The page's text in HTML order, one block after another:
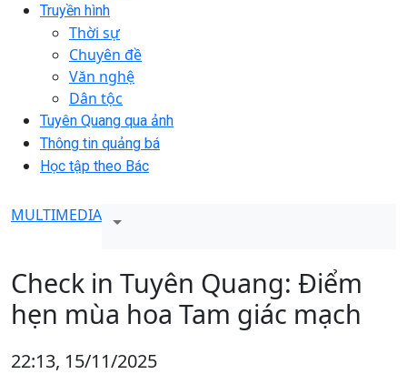
Truyền hình
Thời sự
Chuyên đề
Văn nghệ
Dân tộc
Tuyên Quang qua ảnh
Thông tin quảng bá
Học tập theo Bác
MULTIMEDIA
Check in Tuyên Quang: Điểm
hẹn mùa hoa Tam giác mạch
22:13, 15/11/2025